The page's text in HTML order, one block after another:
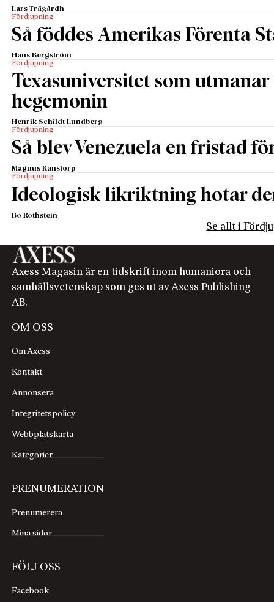
Lars Trägårdh
Fördjupning
Så föddes Amerikas Förenta
Hans Bergström
Fördjupning
Texasuniversitet som utmanar
hegemonin
Henrik Schildt Lundberg
Fördjupning
Så blev Venezuela en fristad
Magnus Ranstorp
Fördjupning
Ideologisk likriktning hotar
Bo Rothstein
Se allt i
Axess Magasin är en tidskrift inom humaniora och
samhällsvetenskap som ges ut av Axess Publishing
AB.
OM OSS
Om Axess
Kontakt
Annonsera
Integritetspolicy
Webbplatskarta
Kategorier
PRENUMERATION
Prenumerera
Mina sidor
FÖLJ OSS
Facebook